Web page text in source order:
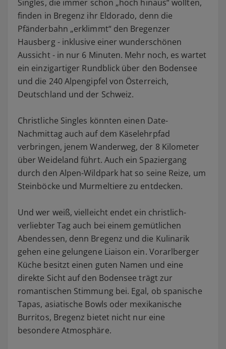
Singles, die immer schon „hoch hinaus“ wollten,
finden in Bregenz ihr Eldorado, denn die
Pfänderbahn „erklimmt“ den Bregenzer
Hausberg - inklusive einer wunderschönen
Aussicht - in nur 6 Minuten. Mehr noch, es wartet
ein einzigartiger Rundblick über den Bodensee
und die 240 Alpengipfel von Österreich,
Deutschland und der Schweiz.
Christliche Singles könnten einen Date-
Nachmittag auch auf dem Käselehrpfad
verbringen, jenem Wanderweg, der 8 Kilometer
über Weideland führt. Auch ein Spaziergang
durch den Alpen-Wildpark hat so seine Reize, um
Steinböcke und Murmeltiere zu entdecken.
Und wer weiß, vielleicht endet ein christlich-
verliebter Tag auch bei einem gemütlichen
Abendessen, denn Bregenz und die Kulinarik
gehen eine gelungene Liaison ein. Vorarlberger
Küche besitzt einen guten Namen und eine
direkte Sicht auf den Bodensee trägt zur
romantischen Stimmung bei. Egal, ob spanische
Tapas, asiatische Bowls oder mexikanische
Burritos, Bregenz bietet nicht nur eine
besondere Atmosphäre.